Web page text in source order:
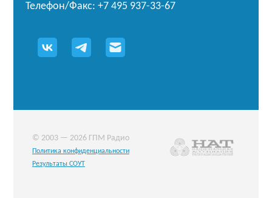
Телефон/Факс: +7 495 937-33-67
© 2003 — 2026 ГПМ Радио
Политика конфиденциальности
Результаты СОУТ